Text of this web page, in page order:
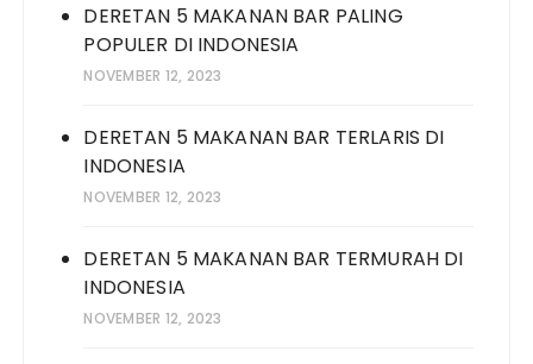
DERETAN 5 MAKANAN BAR PALING
POPULER DI INDONESIA
NOVEMBER 12, 2023
DERETAN 5 MAKANAN BAR TERLARIS DI
INDONESIA
NOVEMBER 12, 2023
DERETAN 5 MAKANAN BAR TERMURAH DI
INDONESIA
NOVEMBER 12, 2023